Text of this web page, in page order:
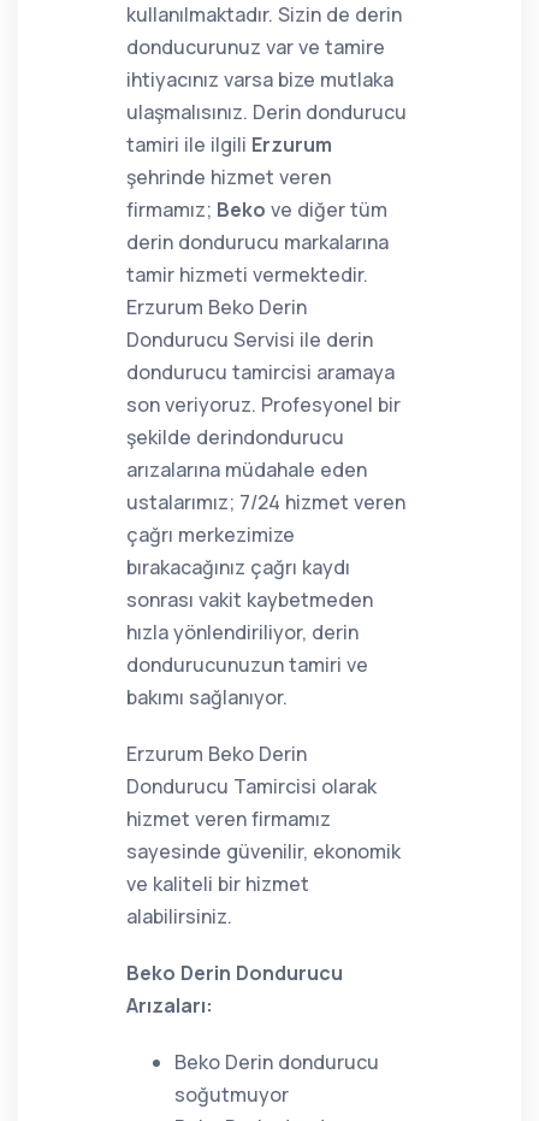
kullanılmaktadır. Sizin de derin
donducurunuz var ve tamire
ihtiyacınız varsa bize mutlaka
ulaşmalısınız. Derin dondurucu
tamiri ile ilgili Erzurum
şehrinde hizmet veren
firmamız; Beko ve diğer tüm
derin dondurucu markalarına
tamir hizmeti vermektedir.
Erzurum Beko Derin
Dondurucu Servisi ile derin
dondurucu tamircisi aramaya
son veriyoruz. Profesyonel bir
şekilde derindondurucu
arızalarına müdahale eden
ustalarımız; 7/24 hizmet veren
çağrı merkezimize
bırakacağınız çağrı kaydı
sonrası vakit kaybetmeden
hızla yönlendiriliyor, derin
dondurucunuzun tamiri ve
bakımı sağlanıyor.
Erzurum Beko Derin
Dondurucu Tamircisi olarak
hizmet veren firmamız
sayesinde güvenilir, ekonomik
ve kaliteli bir hizmet
alabilirsiniz.
Beko Derin Dondurucu
Arızaları:
Beko Derin dondurucu
soğutmuyor